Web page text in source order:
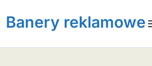
content
Banery reklamowe